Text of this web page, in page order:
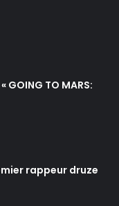
TO MARS:
rappeur druze